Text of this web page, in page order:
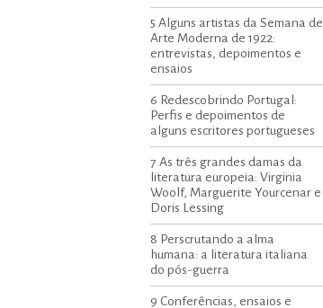
5 Alguns artistas da Semana de
Arte Moderna de 1922:
entrevistas, depoimentos e
ensaios
6 Redescobrindo Portugal:
Perfis e depoimentos de
alguns escritores portugueses
7 As três grandes damas da
literatura europeia: Virginia
Woolf, Marguerite Yourcenar e
Doris Lessing
8 Perscrutando a alma
humana: a literatura italiana
do pós-guerra
9 Conferências, ensaios e